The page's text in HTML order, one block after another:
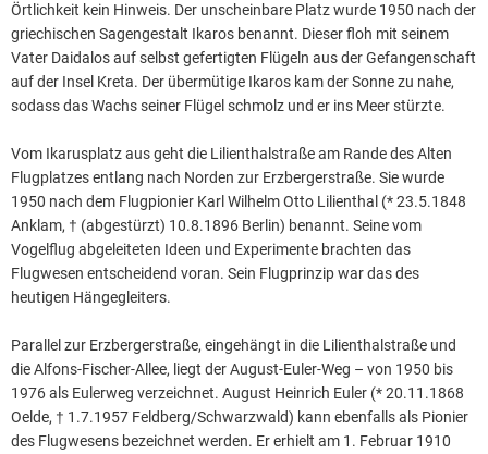
Örtlichkeit kein Hinweis. Der unscheinbare Platz wurde 1950 nach der
griechischen Sagengestalt Ikaros benannt. Dieser floh mit seinem
Vater Daidalos auf selbst gefertigten Flügeln aus der Gefangenschaft
auf der Insel Kreta. Der übermütige Ikaros kam der Sonne zu nahe,
sodass das Wachs seiner Flügel schmolz und er ins Meer stürzte.
Vom Ikarusplatz aus geht die Lilienthalstraße am Rande des Alten
Flugplatzes entlang nach Norden zur Erzbergerstraße. Sie wurde
1950 nach dem Flugpionier Karl Wilhelm Otto Lilienthal (* 23.5.1848
Anklam, † (abgestürzt) 10.8.1896 Berlin) benannt. Seine vom
Vogelflug abgeleiteten Ideen und Experimente brachten das
Flugwesen entscheidend voran. Sein Flugprinzip war das des
heutigen Hängegleiters.
Parallel zur Erzbergerstraße, eingehängt in die Lilienthalstraße und
die Alfons-Fischer-Allee, liegt der August-Euler-Weg – von 1950 bis
1976 als Eulerweg verzeichnet. August Heinrich Euler (* 20.11.1868
Oelde, † 1.7.1957 Feldberg/Schwarzwald) kann ebenfalls als Pionier
des Flugwesens bezeichnet werden. Er erhielt am 1. Februar 1910